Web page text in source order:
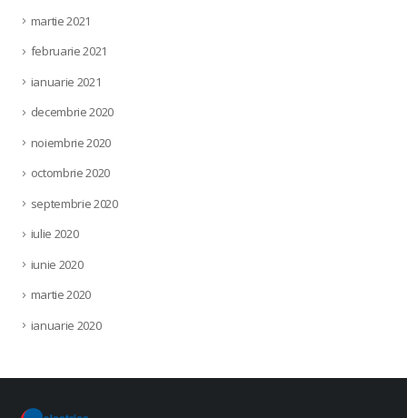
martie 2021
februarie 2021
ianuarie 2021
decembrie 2020
noiembrie 2020
octombrie 2020
septembrie 2020
iulie 2020
iunie 2020
martie 2020
ianuarie 2020